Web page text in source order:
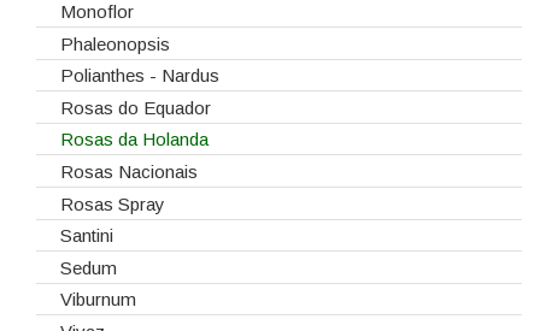
Monoflor
Phaleonopsis
Polianthes - Nardus
Rosas do Equador
Rosas da Holanda
Rosas Nacionais
Rosas Spray
Santini
Sedum
Viburnum